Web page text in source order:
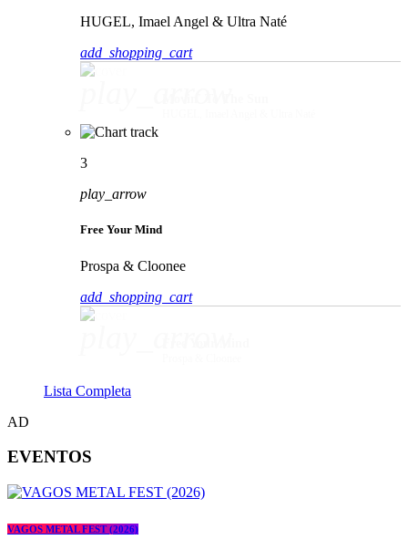
HUGEL, Imael Angel & Ultra Naté
add_shopping_cart
3
play_arrow
Free Your Mind
Prospa & Cloonee
add_shopping_cart
Lista Completa
AD
EVENTOS
VAGOS METAL FEST (2026)